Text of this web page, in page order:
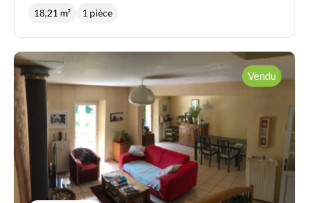
Studio équipé et meublé : lit - bureau - kitchenette
avec frigo, micro-ondes, plaque de cuisson,
actuellement libre de toute occupation (loyer
estimé à environ 475 €/ mois).
18,21 m² 1 pièce
Vendu